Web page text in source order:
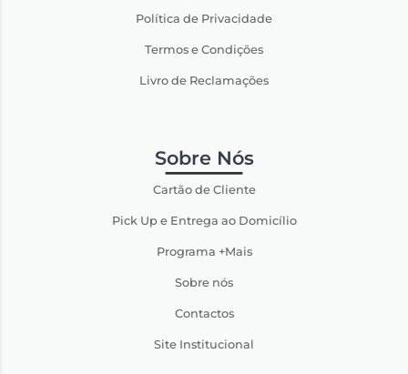
Política de Privacidade
Termos e Condições
Livro de Reclamações
Sobre Nós
Cartão de Cliente
Pick Up e Entrega ao Domicílio
Programa +Mais
Sobre nós
Contactos
Site Institucional